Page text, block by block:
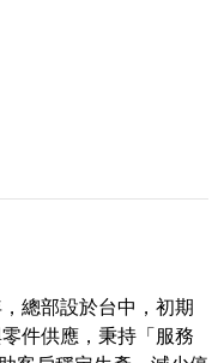
總部設於台中，初期
件供應，秉持「服務